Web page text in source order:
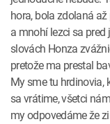
hora, bola zdolaná
a mnohí lezci sa
slovách Honza
pretože ma prestal
My sme tu hrdinovia,
sa vrátime, všetci
my odpovedáme že